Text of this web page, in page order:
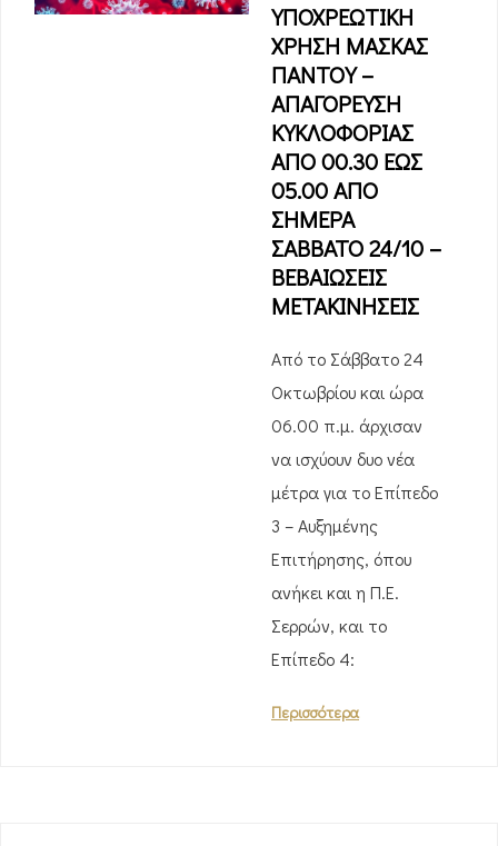
ΥΠΟΧΡΕΩΤΙΚΗ
ΧΡΗΣΗ ΜΑΣΚΑΣ
ΠΑΝΤΟΥ –
ΑΠΑΓΟΡΕΥΣΗ
ΚΥΚΛΟΦΟΡΙΑΣ
ΑΠΟ 00.30 ΕΩΣ
05.00 ΑΠΟ
ΣΗΜΕΡΑ
ΣΑΒΒΑΤΟ 24/10 –
ΒΕΒΑΙΩΣΕΙΣ
ΜΕΤΑΚΙΝΗΣΕΙΣ
Από το Σάββατο 24
Οκτωβρίου και ώρα
06.00 π.μ. άρχισαν
να ισχύουν δυο νέα
μέτρα για το Επίπεδο
3 – Αυξημένης
Επιτήρησης, όπου
ανήκει και η Π.Ε.
Σερρών, και το
Επίπεδο 4:
Περισσότερα